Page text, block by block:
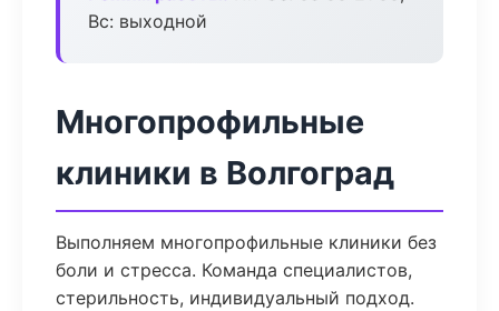
Вс: выходной
Многопрофильные
клиники в Волгоград
Выполняем многопрофильные клиники без
боли и стресса. Команда специалистов,
стерильность, индивидуальный подход.